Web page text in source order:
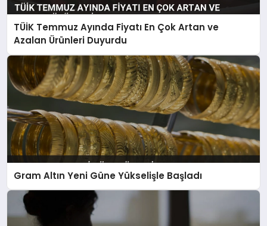
TÜİK Temmuz Ayında Fiyatı En Çok Artan ve
Azalan Ürünleri Duyurdu
Gram Altın Yeni Güne Yükselişle Başladı